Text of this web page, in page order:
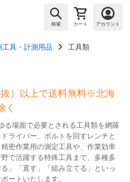
検索 カート アカウント
工具・計測用品 工具類
）以上で送料無料※北海
く
る場面で必要とされる工具類を網羅
ライバー、ボルトを回すレンチと
密作業用の測定工具や、作業効率
で活躍する特殊工具まで、多種多
」「直す」「組み立てる」といっ
ートいたします。